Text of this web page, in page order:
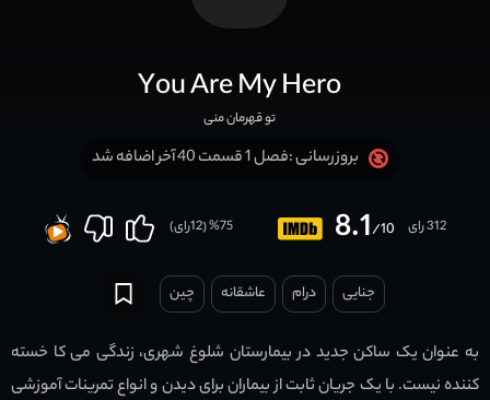
You Are My Hero
تو قهرمان منی
بروزرسانی :فصل 1 قسمت 40 آخر اضافه شد
8.1/10 312 رای 75
% (
12رای)
جنایی درام عاشقانه چين
به عنوان یک ساکن جدید در بیمارستان شلوغ شهری، زندگی می کا خسته
کننده نیست. با یک جریان ثابت از بیماران برای دیدن و انواع تمرینات آموزشی